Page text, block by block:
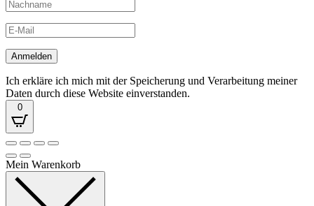
Ich erkläre ich mich mit der Speicherung und Verarbeitung meiner
Daten durch diese Website einverstanden.
0
Mein Warenkorb